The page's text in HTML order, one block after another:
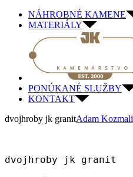
Skip
NÁHROBNÉ KAMENE
MATERIÁLY
PONÚKANÉ SLUŽBY
KONTAKT
dvojhroby jk granitAdam Kozmali
dvojhroby jk granit